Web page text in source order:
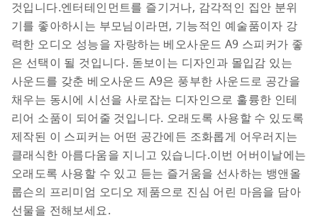
것입니다.엔터테인먼트를 즐기거나, 감각적인 집안 분위
기를 좋아하시는 부모님이라면, 기능적인 예술품이자 강
력한 오디오 성능을 자랑하는 베오사운드 A9 스피커가 좋
은 선택이 될 것입니다. 돋보이는 디자인과 몰입감 있는
사운드를 갖춘 베오사운드 A9은 풍부한 사운드로 공간을
채우는 동시에 시선을 사로잡는 디자인으로 훌륭한 인테
리어 소품이 되어줄 것입니다. 오래도록 사용할 수 있도록
제작된 이 스피커는 어떤 공간에든 조화롭게 어우러지는
클래식한 아름다움을 지니고 있습니다.이번 어버이날에는
오래도록 사용할 수 있고 듣는 즐거움을 선사하는 뱅앤올
룹슨의 프리미엄 오디오 제품으로 진심 어린 마음을 담아
선물을 전해보세요.